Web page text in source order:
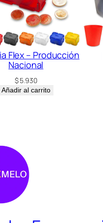
Flex – Producción
Nacional
$5.930
Añadir al carrito